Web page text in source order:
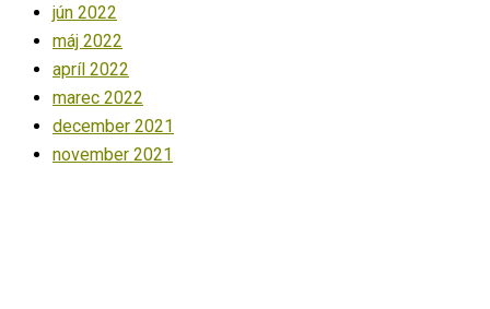
jún 2022
máj 2022
apríl 2022
marec 2022
december 2021
november 2021